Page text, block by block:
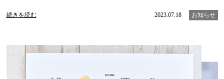
続きを読む 2023.07.18 お知らせ